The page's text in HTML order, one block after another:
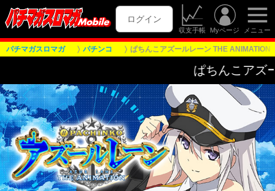
ログイン
収支手帳 Myページ メニュー
パチマガスロマガ パチンコ ぱちんこアズールレーン THE ANIMATION
ぱちんこアズールレ